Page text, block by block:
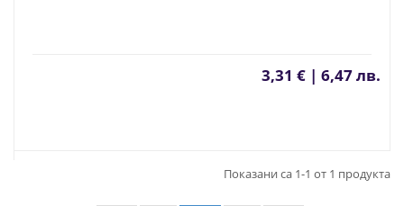
3,31 € | 6,47 лв.
Показани са 1-1 от 1 продукта